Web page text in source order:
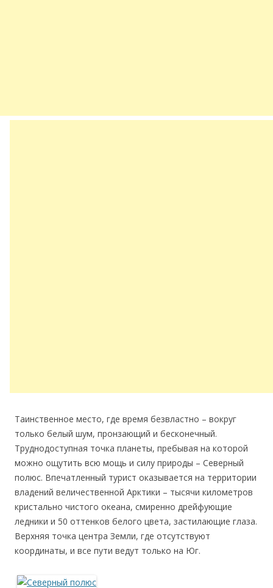
Таинственное место, где время безвластно – вокруг
только белый шум, пронзающий и бесконечный.
Труднодоступная точка планеты, пребывая на которой
можно ощутить всю мощь и силу природы – Северный
полюс. Впечатленный турист оказывается на территории
владений величественной Арктики – тысячи километров
кристально чистого океана, смиренно дрейфующие
ледники и 50 оттенков белого цвета, застилающие глаза.
Верхняя точка центра Земли, где отсутствуют
координаты, и все пути ведут только на Юг.